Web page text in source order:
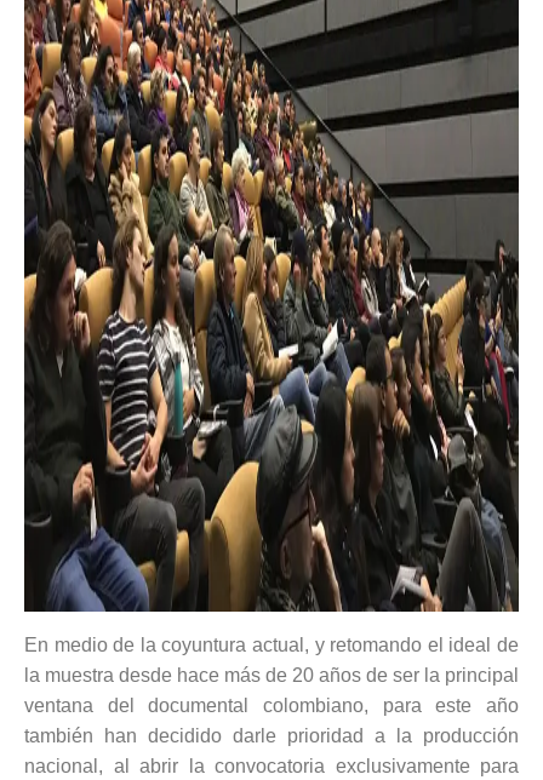
En medio de la coyuntura actual, y retomando el ideal de
la muestra desde hace más de 20 años de ser la principal
ventana del documental colombiano, para este año
también han decidido darle prioridad a la producción
nacional, al abrir la convocatoria exclusivamente para